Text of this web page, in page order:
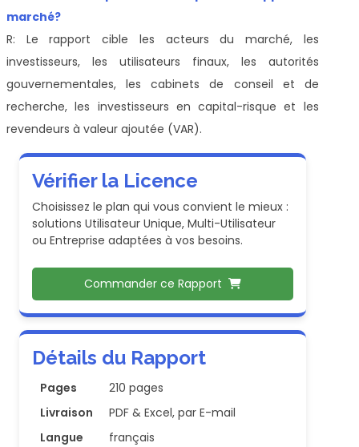
marché?
R: Le rapport cible les acteurs du marché, les
investisseurs, les utilisateurs finaux, les autorités
gouvernementales, les cabinets de conseil et de
recherche, les investisseurs en capital-risque et les
revendeurs à valeur ajoutée (VAR).
Vérifier la Licence
Choisissez le plan qui vous convient le mieux :
solutions Utilisateur Unique, Multi-Utilisateur
ou Entreprise adaptées à vos besoins.
Commander ce Rapport
Détails du Rapport
Pages
210 pages
Livraison
PDF & Excel, par E-mail
Langue
français